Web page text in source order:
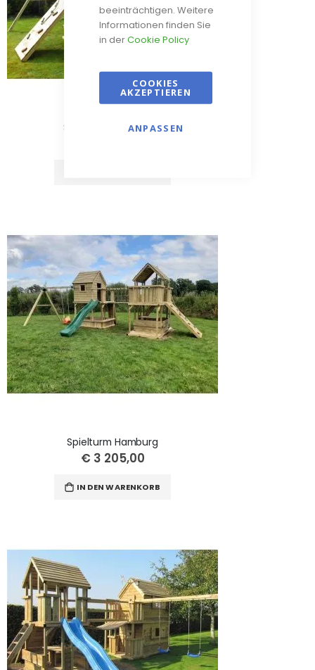
beeinträchtigen. Weitere
Informationen finden Sie
in derCookie Policy
COOKIES
AKZEPTIEREN
ANPASSEN
Spielturm Rotterdam
Spielturm Hamburg
€ 3 205,00
IN DEN WARENKORB